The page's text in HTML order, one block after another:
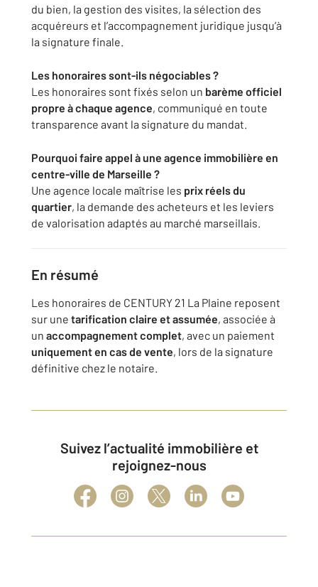
du bien, la gestion des visites, la sélection des
acquéreurs et l’accompagnement juridique jusqu’à
la signature finale.
Les honoraires sont-ils négociables ?
Les honoraires sont fixés selon un barème officiel
propre à chaque agence, communiqué en toute
transparence avant la signature du mandat.
Pourquoi faire appel à une agence immobilière en
centre-ville de Marseille ?
Une agence locale maîtrise les prix réels du
quartier, la demande des acheteurs et les leviers
de valorisation adaptés au marché marseillais.
En résumé
Les honoraires de CENTURY 21 La Plaine reposent
sur une tarification claire et assumée, associée à
un accompagnement complet, avec un paiement
uniquement en cas de vente, lors de la signature
définitive chez le notaire.
Suivez l’actualité immobilière et
rejoignez-nous